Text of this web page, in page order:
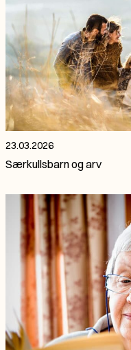
23.03.2026
Særkullsbarn og arv